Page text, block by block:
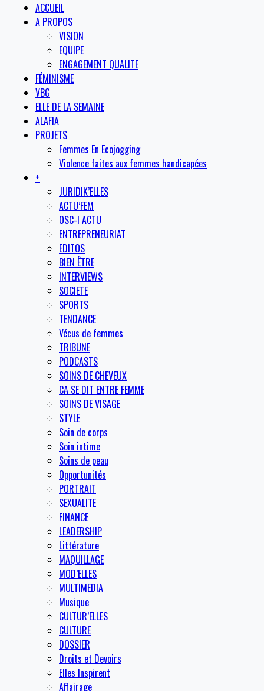
ACCUEIL
A PROPOS
VISION
EQUIPE
ENGAGEMENT QUALITE
FÉMINISME
VBG
ELLE DE LA SEMAINE
ALAFIA
PROJETS
Femmes En Ecojogging
Violence faites aux femmes handicapées
+
JURIDIK’ELLES
ACTU’FEM
OSC-I ACTU
ENTREPRENEURIAT
EDITOS
BIEN ÊTRE
INTERVIEWS
SOCIETE
SPORTS
TENDANCE
Vécus de femmes
TRIBUNE
PODCASTS
SOINS DE CHEVEUX
CA SE DIT ENTRE FEMME
SOINS DE VISAGE
STYLE
Soin de corps
Soin intime
Soins de peau
Opportunités
PORTRAIT
SEXUALITE
FINANCE
LEADERSHIP
Littérature
MAQUILLAGE
MOD’ELLES
MULTIMEDIA
Musique
CULTUR’ELLES
CULTURE
DOSSIER
Droits et Devoirs
Elles Inspirent
Affairage